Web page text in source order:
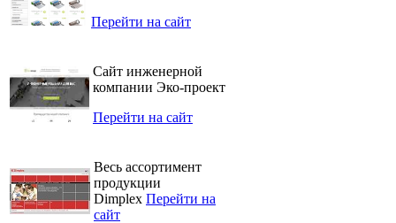
Перейти на сайт
Сайт инженерной
компании Эко-проект
Перейти на сайт
Весь ассортимент
продукции
Dimplex Перейти на
сайт